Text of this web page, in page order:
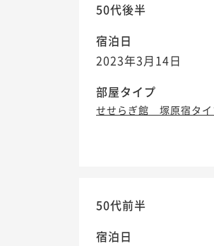
50代後半
宿泊日
2023年3月14日
部屋タイプ
せせらぎ館 塚原宿タイ
50代前半
宿泊日